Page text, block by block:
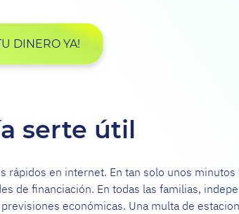
DINERO YA!
serte útil
en internet. En tan solo unos
de financiación. En todas las familias,
económicas. Una multa de